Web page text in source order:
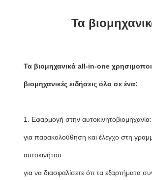
Τα
Τα βιομηχανικά all-in-one
βιομηχανικές ειδήσεις όλα σε ένα:
1. Εφαρμογή στην
για παρακολούθηση και έλεγχο στη
αυτοκινήτου
για να διασφαλίσετε ότι τα εξαρτήματα